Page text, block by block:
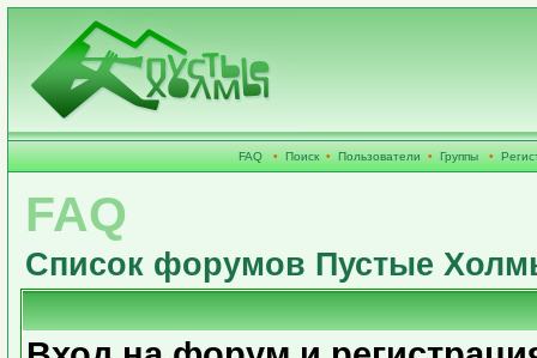
FAQ • Поиск • Пользователи • Группы •
FAQ
Список форумов Пустые